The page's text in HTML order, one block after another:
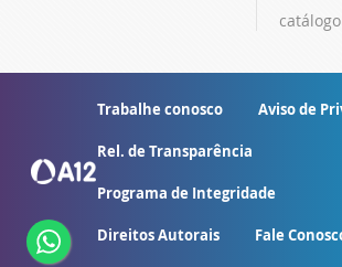
catálogo
Trabalhe conosco Aviso de
Rel. de Transparência
Programa de Integridade
Direitos Autorais Fale